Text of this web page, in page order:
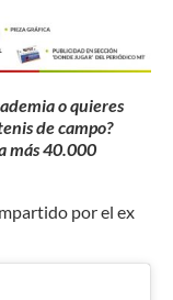
o quieres
de campo?
más 40.000
por el ex